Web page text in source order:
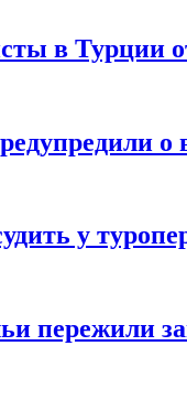
в Турции
у
пережили